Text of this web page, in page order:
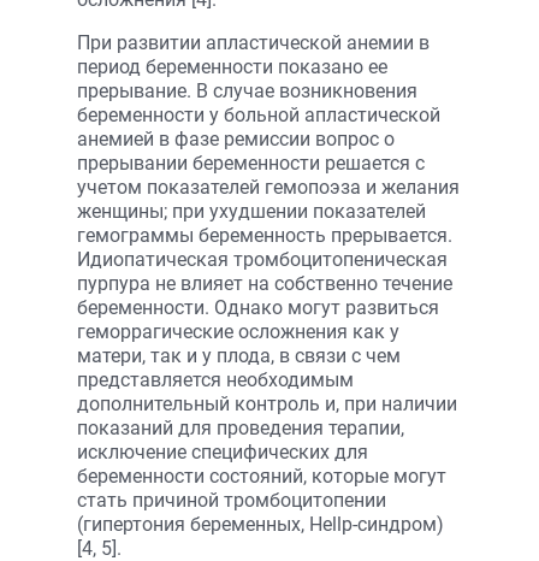
При развитии апластической анемии в
период беременности показано ее
прерывание. В случае возникновения
беременности у больной апластической
анемией в фазе ремиссии вопрос о
прерывании беременности решается с
учетом показателей гемопоэза и желания
женщины; при ухудшении показателей
гемограммы беременность прерывается.
Идиопатическая тромбоцитопеническая
пурпура не влияет на собственно течение
беременности. Однако могут развиться
геморрагические осложнения как у
матери, так и у плода, в связи с чем
представляется необходимым
дополнительный контроль и, при наличии
показаний для проведения терапии,
исключение специфических для
беременности состояний, которые могут
стать причиной тромбоцитопении
(гипертония беременных, Hellp-синдром)
[4, 5].